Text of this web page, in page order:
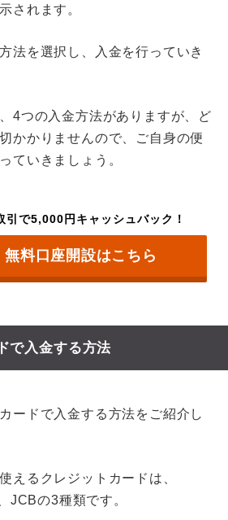
されます。
法を選択し、入金を行っていき
4つの入金方法がありますが、ど
かかりませんので、ご自身の便
ていきましょう。
引で5,000円キャッシュバック！
料口座開設はこちら
で入金する方法
ードで入金する方法をご紹介し
えるクレジットカードは、
JCBの3種類です。